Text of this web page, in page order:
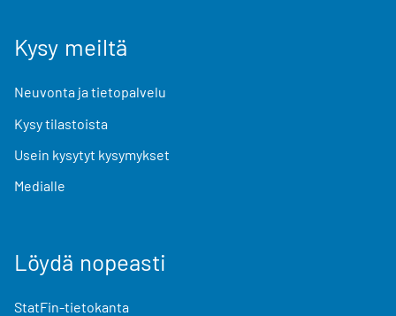
Kysy meiltä
Neuvonta ja tietopalvelu
Kysy tilastoista
Usein kysytyt kysymykset
Medialle
Löydä nopeasti
StatFin-tietokanta